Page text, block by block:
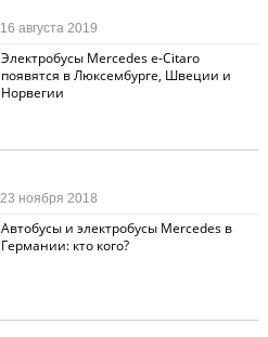
Электробусы Mercedes e-Citaro
появятся в Люксембурге, Швеции и
Норвегии
16 августа 2019
Автобусы и электробусы Mercedes в
Германии: кто кого?
23 ноября 2018